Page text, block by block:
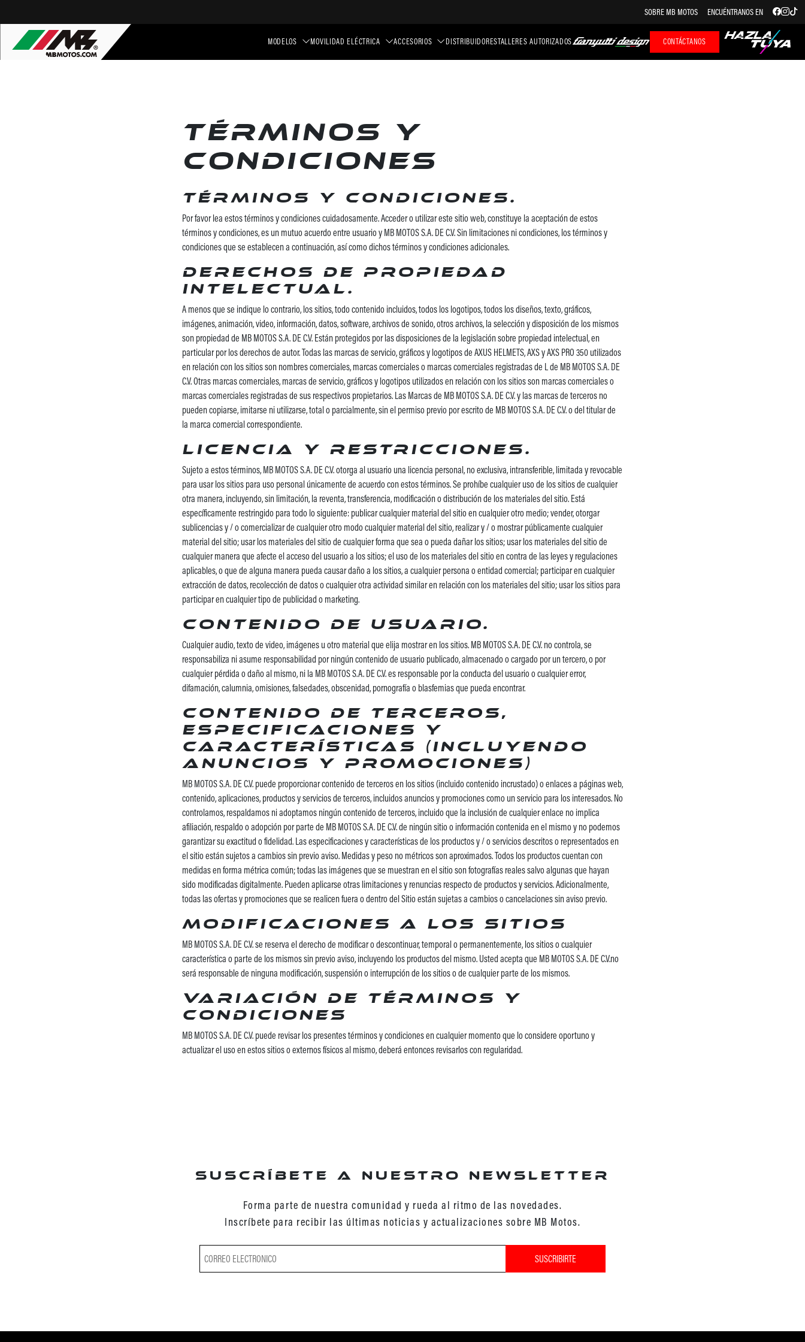
SOBRE MB MOTOS ENCUÉNTRANOS EN
MODELOS MOVILIDAD ELÉCTRICA ACCESORIOS DISTRIBUIDORESTALLERES AUTORIZADOS CONTÁCTANOS
Términos y
condiciones
Términos y condiciones.
Por favor lea estos términos y condiciones cuidadosamente. Acceder o utilizar este sitio web, constituye la aceptación de estos
términos y condiciones, es un mutuo acuerdo entre usuario y MB MOTOS S.A. DE C.V. Sin limitaciones ni condiciones, los términos y
condiciones que se establecen a continuación, así como dichos términos y condiciones adicionales.
Derechos de propiedad
intelectual.
A menos que se indique lo contrario, los sitios, todo contenido incluidos, todos los logotipos, todos los diseños, texto, gráficos,
imágenes, animación, video, información, datos, software, archivos de sonido, otros archivos, la selección y disposición de los mismos
son propiedad de MB MOTOS S.A. DE C.V. Están protegidos por las disposiciones de la legislación sobre propiedad intelectual, en
particular por los derechos de autor. Todas las marcas de servicio, gráficos y logotipos de AXUS HELMETS, AXS y AXS PRO 350 utilizados
en relación con los sitios son nombres comerciales, marcas comerciales o marcas comerciales registradas de L de MB MOTOS S.A. DE
C.V. Otras marcas comerciales, marcas de servicio, gráficos y logotipos utilizados en relación con los sitios son marcas comerciales o
marcas comerciales registradas de sus respectivos propietarios. Las Marcas de MB MOTOS S.A. DE C.V. y las marcas de terceros no
pueden copiarse, imitarse ni utilizarse, total o parcialmente, sin el permiso previo por escrito de MB MOTOS S.A. DE C.V. o del titular de
la marca comercial correspondiente.
Licencia y restricciones.
Sujeto a estos términos, MB MOTOS S.A. DE C.V. otorga al usuario una licencia personal, no exclusiva, intransferible, limitada y revocable
para usar los sitios para uso personal únicamente de acuerdo con estos términos. Se prohíbe cualquier uso de los sitios de cualquier
otra manera, incluyendo, sin limitación, la reventa, transferencia, modificación o distribución de los materiales del sitio. Está
específicamente restringido para todo lo siguiente: publicar cualquier material del sitio en cualquier otro medio; vender, otorgar
sublicencias y / o comercializar de cualquier otro modo cualquier material del sitio, realizar y / o mostrar públicamente cualquier
material del sitio; usar los materiales del sitio de cualquier forma que sea o pueda dañar los sitios; usar los materiales del sitio de
cualquier manera que afecte el acceso del usuario a los sitios; el uso de los materiales del sitio en contra de las leyes y regulaciones
aplicables, o que de alguna manera pueda causar daño a los sitios, a cualquier persona o entidad comercial; participar en cualquier
extracción de datos, recolección de datos o cualquier otra actividad similar en relación con los materiales del sitio; usar los sitios para
participar en cualquier tipo de publicidad o marketing.
Contenido de usuario.
Cualquier audio, texto de video, imágenes u otro material que elija mostrar en los sitios. MB MOTOS S.A. DE C.V. no controla, se
responsabiliza ni asume responsabilidad por ningún contenido de usuario publicado, almacenado o cargado por un tercero, o por
cualquier pérdida o daño al mismo, ni la MB MOTOS S.A. DE C.V. es responsable por la conducta del usuario o cualquier error,
difamación, calumnia, omisiones, falsedades, obscenidad, pornografía o blasfemias que pueda encontrar.
Contenido de terceros,
especificaciones y
características (incluyendo
anuncios y promociones)
MB MOTOS S.A. DE C.V. puede proporcionar contenido de terceros en los sitios (incluido contenido incrustado) o enlaces a páginas web,
contenido, aplicaciones, productos y servicios de terceros, incluidos anuncios y promociones como un servicio para los interesados. No
controlamos, respaldamos ni adoptamos ningún contenido de terceros, incluido que la inclusión de cualquier enlace no implica
afiliación, respaldo o adopción por parte de MB MOTOS S.A. DE C.V. de ningún sitio o información contenida en el mismo y no podemos
garantizar su exactitud o fidelidad. Las especificaciones y características de los productos y / o servicios descritos o representados en
el sitio están sujetos a cambios sin previo aviso. Medidas y peso no métricos son aproximados. Todos los productos cuentan con
medidas en forma métrica común; todas las imágenes que se muestran en el sitio son fotografías reales salvo algunas que hayan
sido modificadas digitalmente. Pueden aplicarse otras limitaciones y renuncias respecto de productos y servicios. Adicionalmente,
todas las ofertas y promociones que se realicen fuera o dentro del Sitio están sujetas a cambios o cancelaciones sin aviso previo.
Modificaciones a los sitios
MB MOTOS S.A. DE C.V. se reserva el derecho de modificar o descontinuar, temporal o permanentemente, los sitios o cualquier
característica o parte de los mismos sin previo aviso, incluyendo los productos del mismo. Usted acepta que MB MOTOS S.A. DE C.V.no
será responsable de ninguna modificación, suspensión o interrupción de los sitios o de cualquier parte de los mismos.
Variación de términos y
condiciones
MB MOTOS S.A. DE C.V. puede revisar los presentes términos y condiciones en cualquier momento que lo considere oportuno y
actualizar el uso en estos sitios o externos físicos al mismo, deberá entonces revisarlos con regularidad.
Suscríbete a nuestro newsletter
Forma parte de nuestra comunidad y rueda al ritmo de las novedades.
Inscríbete para recibir las últimas noticias y actualizaciones sobre MB Motos.
SUSCRIBIRTE